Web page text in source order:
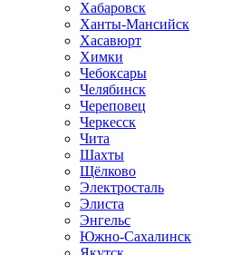
Хабаровск
Ханты-Мансийск
Хасавюрт
Химки
Чебоксары
Челябинск
Череповец
Черкесск
Чита
Шахты
Щёлково
Электросталь
Элиста
Энгельс
Южно-Сахалинск